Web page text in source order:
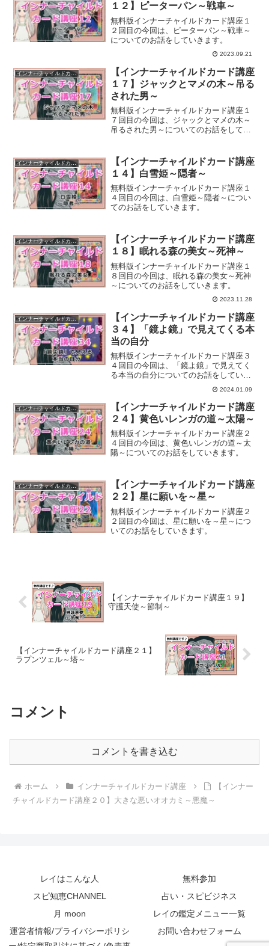
１２】ピーターパン～戦車～
無料版インナーチャイルドカード講座１
２回目の今回は、ピーターパン～戦車～
についてのお話をしていきます。
2023.09.21
インナーチャイルドカード講座
【インナーチャイルドカード講座
１７】ジャックとマメの木～吊る
された男～
無料版インナーチャイルドカード講座１
７回目の今回は、ジャックとマメの木～
吊るされた男～についてのお話をしてい
インナーチャイルドカード講座
【インナーチャイルドカード講座
１４】白雪姫～隠者～
無料版インナーチャイルドカード講座１
４回目の今回は、白雪姫～隠者～につい
てのお話をしていきます。
インナーチャイルドカード講座
【インナーチャイルドカード講座
１８】眠れる森の美女～死神～
無料版インナーチャイルドカード講座１
８回目の今回は、眠れる森の美女～死神
～についてのお話をしていきます。
2023.11.28
インナーチャイルドカード講座
【インナーチャイルドカード講座
３４】「鏡よ鏡」で見えてくる本
当の自分
無料版インナーチャイルドカード講座３
４回目の今回は、「鏡よ鏡」で見えてく
る本当の自分についてのお話をしていき
2024.01.09
インナーチャイルドカード講座
【インナーチャイルドカード講座
２４】黄色いレンガの道～太陽～
無料版インナーチャイルドカード講座２
４回目の今回は、黄色いレンガの道～太
陽～についてのお話をしていきます。
インナーチャイルドカード講座
【インナーチャイルドカード講座
２２】星に願いを～星～
無料版インナーチャイルドカード講座２
２回目の今回は、星に願いを～星～につ
いてのお話をしていきます。
【インナーチャイルドカード講座１９】
守護天使～節制～
【インナーチャイルドカード講座２１】
ラプンツェル～塔～
コメント
コメントを書き込む
ホーム インナーチャイルドカード講座
【インナー
チャイルドカード講座２０】大きな悪いオオカミ～悪魔～
レイはこんな人
無料参加
スピ知恵CHANNEL
占い・スピビジネス
月 moon
レイの鑑定メニュー一覧
運営者情報/プライバシーポリシ
お問い合わせフォーム